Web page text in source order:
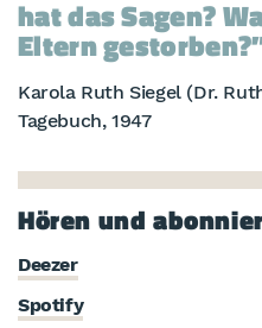
hat das Sagen?
Eltern gestorben?
Karola Ruth Siegel (Dr.
Tagebuch, 1947
Hören und
Deezer
Spotify